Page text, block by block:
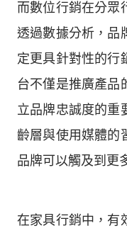
而數位行銷在分眾
透過數據分析，品
定更具針對性的行
台不僅是推廣產品
立品牌忠誠度的重
齡層與使用媒體的
品牌可以觸及到更
在家具行銷中，有